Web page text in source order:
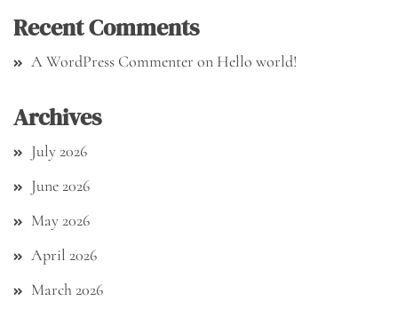
Recent Comments
A WordPress Commenter on Hello world!
Archives
July 2026
June 2026
May 2026
April 2026
March 2026